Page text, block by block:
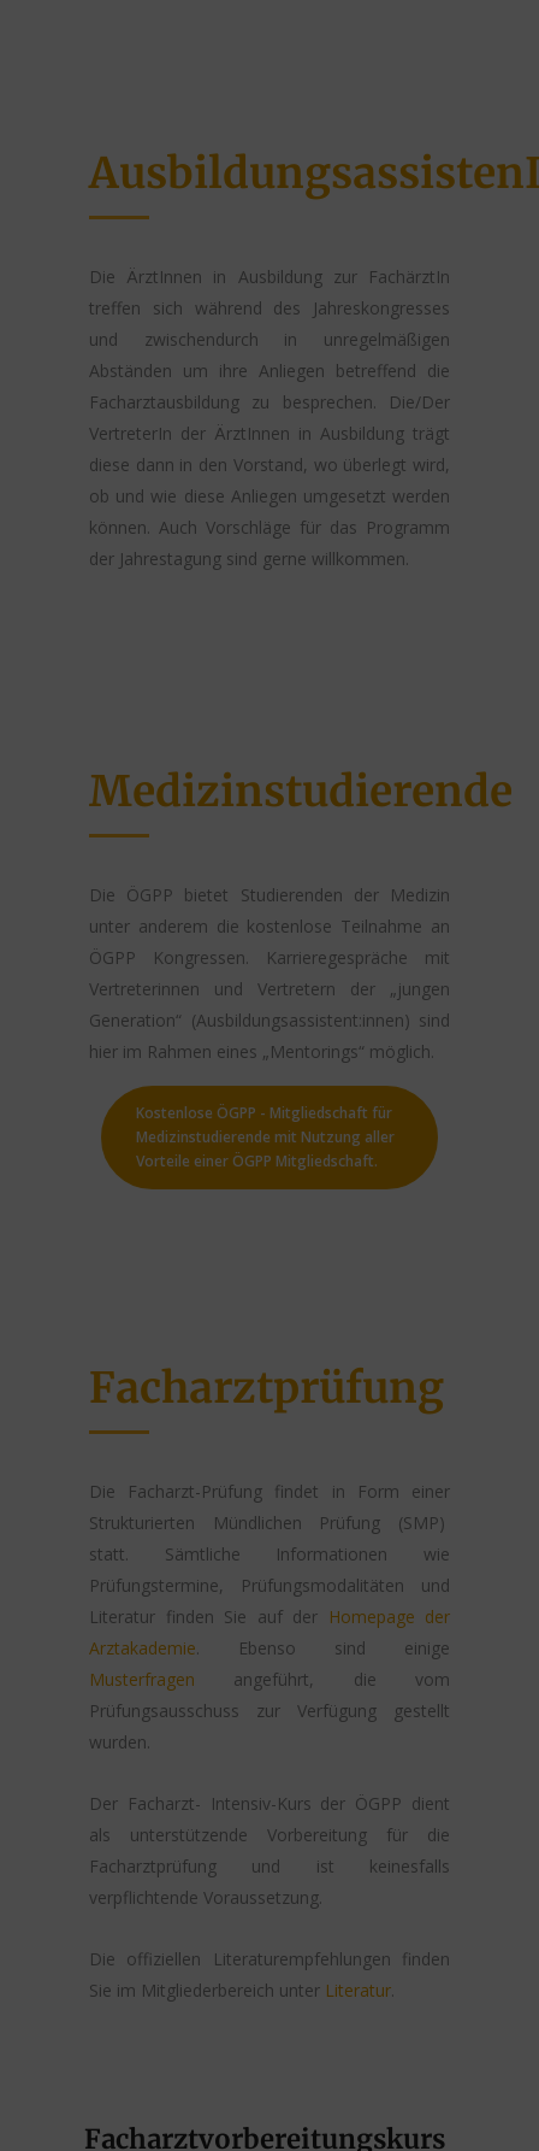
Die ÄrztInnen in Ausbildung zur FachärztIn
treffen sich während des Jahreskongresses
und zwischendurch in unregelmäßigen
Abständen um ihre Anliegen betreffend die
Facharztausbildung zu besprechen. Die/Der
VertreterIn der ÄrztInnen in Ausbildung trägt
diese dann in den Vorstand, wo überlegt wird,
ob und wie diese Anliegen umgesetzt werden
können. Auch Vorschläge für das Programm
der Jahrestagung sind gerne willkommen.
Medizinstudierende
Die ÖGPP bietet Studierenden der Medizin
unter anderem die kostenlose Teilnahme an
ÖGPP Kongressen. Karrieregespräche mit
Vertreterinnen und Vertretern der „jungen
Generation“ (Ausbildungsassistent:innen) sind
hier im Rahmen eines „Mentorings“ möglich.
Kostenlose ÖGPP - Mitgliedschaft für
Medizinstudierende mit Nutzung aller
Vorteile einer ÖGPP Mitgliedschaft.
Facharztprüfung
Die Facharzt-Prüfung findet in Form einer
Strukturierten Mündlichen Prüfung (SMP)
statt. Sämtliche Informationen wie
Prüfungstermine, Prüfungsmodalitäten und
Literatur finden Sie auf der Homepage der
Arztakademie. Ebenso sind einige
Musterfragen angeführt, die vom
Prüfungsausschuss zur Verfügung gestellt
wurden.
Der Facharzt- Intensiv-Kurs der ÖGPP dient
als unterstützende Vorbereitung für die
Facharztprüfung und ist keinesfalls
verpflichtende Voraussetzung.
Die offiziellen Literaturempfehlungen finden
Sie im Mitgliederbereich unter Literatur.
Facharztvorbereitungskurs